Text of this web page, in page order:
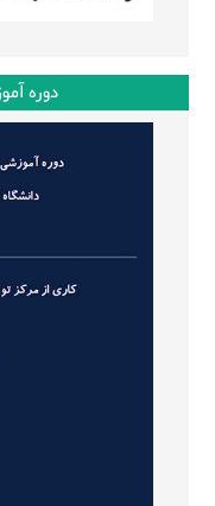
دوره